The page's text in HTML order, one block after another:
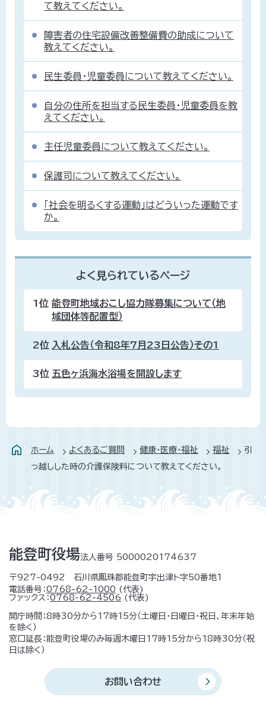
て教えてください。
障害者の住宅設備改善整備費の助成について
教えてください。
民生委員・児童委員について教えてください。
自分の住所を担当する民生委員・児童委員を教
えてください。
主任児童委員について教えてください。
保護司について教えてください。
「社会を明るくする運動」はどういった運動です
か。
よく見られているページ
1位 能登町地域おこし協力隊募集について（地
域団体等配置型）
2位 入札公告（令和8年7月23日公告）その1
3位 五色ヶ浜海水浴場を開設します
ホーム よくあるご質問 健康・医療・福祉 福祉
引
っ越しした時の介護保険料について教えてください。
能登町役場法人番号 5000020174637
〒927-0492 石川県鳳珠郡能登町宇出津ト字50番地1
電話番号：0768-62-1000 (代表)
ファックス：0768-62-4506 (代表)
開庁時間：8時30分から17時15分（土曜日・日曜日・祝日、年末年始
を除く）
窓口延長：能登町役場のみ毎週木曜日17時15分から18時30分（祝
日は除く）
お問い合わせ